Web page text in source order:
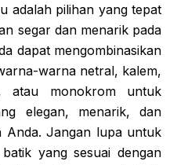
adalah pilihan yang tepat
segar dan menarik pada
dapat mengombinasikan
warna netral, kalem,
atau monokrom untuk
elegan, menarik, dan
Anda. Jangan lupa untuk
yang sesuai dengan